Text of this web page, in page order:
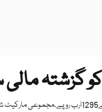
سال1256ارب روپے